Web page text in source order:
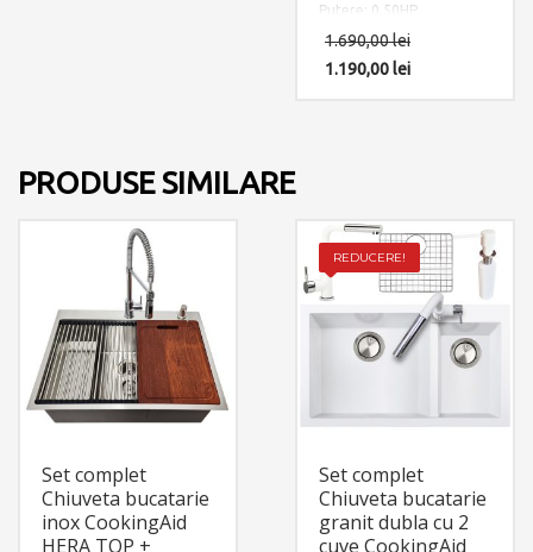
Putere: 0.50HP
Sistem de tocare din otel
inoxidabil
1.690,00lei
1.190,00lei
PRODUSE SIMILARE
Set complet
Chiuveta bucatarie
inox CookingAid
HERA TOP +
REDUCERE!
Set complet
Chiuveta bucatarie
granit dubla cu 2
cuve CookingAid